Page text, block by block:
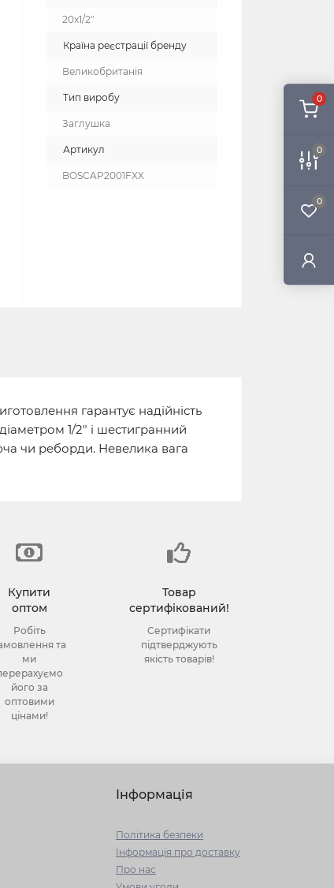
0
0
0
20x1/2"
Країна реєстрації бренду
Великобританія
Тип виробу
Заглушка
Артикул
BOSCAP2001FXX
гарантує надійність
1/2" і шестигранний
чи реборди. Невелика вага
Купити
оптом
Робіть
та
ми
його за
оптовими
цінами!
Товар
сертифікований!
Сертифікати
підтверджують
якість товарів!
Інформація
Політика безпеки
Інформація про доставку
Про нас